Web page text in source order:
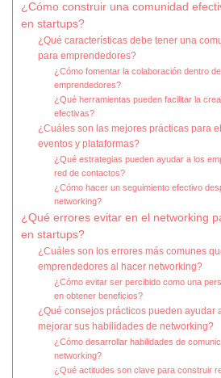
¿Cómo construir una comunidad
en startups?
¿Qué características debe tener una
para emprendedores?
¿Cómo fomentar la colaboración dentro
emprendedores?
¿Qué herramientas pueden facilitar la
efectivas?
¿Cuáles son las mejores prácticas para
eventos y plataformas?
¿Qué estrategias pueden ayudar a los
red de contactos?
¿Cómo hacer un seguimiento efectivo
networking?
¿Qué errores evitar en el networking
en startups?
¿Cuáles son los errores más comunes
emprendedores al hacer networking?
¿Cómo evitar ser percibido como una
en obtener beneficios?
¿Qué consejos prácticos pueden ayudar
mejorar sus habilidades de networking?
¿Cómo desarrollar habilidades de
networking?
¿Qué actitudes son clave para construir